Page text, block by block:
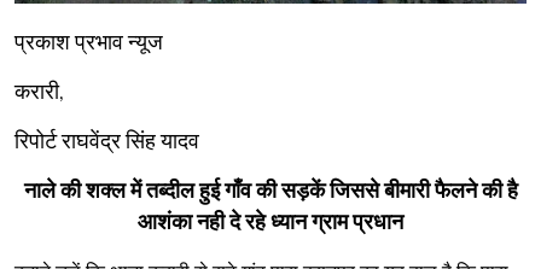
प्रकाश प्रभाव न्यूज
करारी,
रिपोर्ट राघवेंद्र सिंह यादव
नाले की शक्ल में तब्दील हुई गाँव की सड़कें जिससे बीमारी फैलने की है
आशंका नही दे रहे ध्यान ग्राम प्रधान